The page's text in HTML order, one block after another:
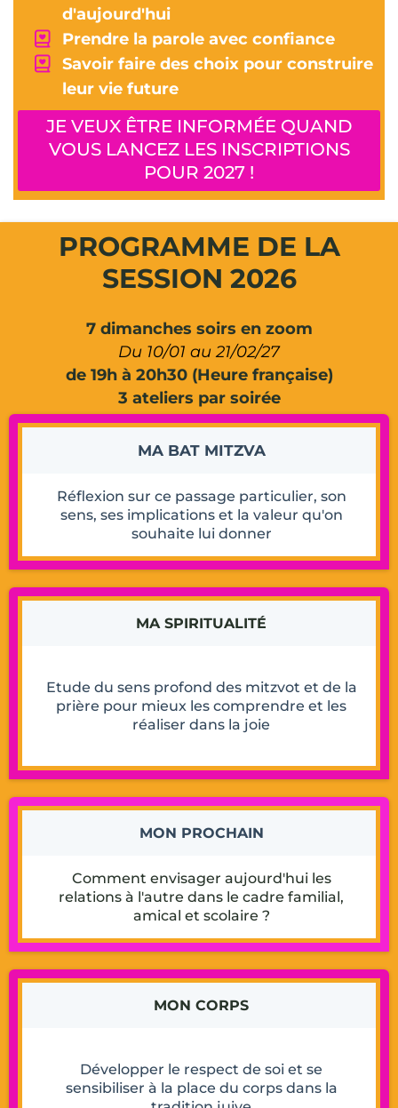
d'aujourd'hui
Prendre la parole avec confiance
Savoir faire des choix pour construire
leur vie future
JE VEUX ÊTRE INFORMÉE QUAND
VOUS LANCEZ LES INSCRIPTIONS
POUR 2027 !
PROGRAMME DE LA
SESSION 2026
7 dimanches soirs en zoom
Du 10/01 au 21/02/27
de 19h à 20h30 (Heure française)
3 ateliers par soirée
MA BAT MITZVA
Réflexion sur ce passage particulier, son
sens, ses implications et la valeur qu'on
souhaite lui donner
MA SPIRITUALITÉ
Etude du sens profond des mitzvot et de la
prière pour mieux les comprendre et les
réaliser dans la joie
MON PROCHAIN
Comment envisager aujourd'hui les
relations à l'autre dans le cadre familial,
amical et scolaire ?
MON CORPS
Développer le respect de soi et se
sensibiliser à la place du corps dans la